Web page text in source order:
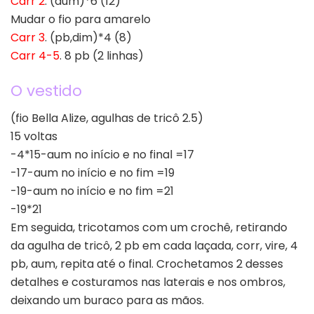
Mudar o fio para amarelo
Carr 3. (pb,dim)*4 (8)
Carr 4-5. 8 pb (2 linhas)
O vestido
(fio Bella Alize, agulhas de tricô 2.5)
15 voltas
-4*15-aum no início e no final =17
-17-aum no início e no fim =19
-19-aum no início e no fim =21
-19*21
Em seguida, tricotamos com um crochê, retirando
da agulha de tricô, 2 pb em cada laçada, corr, vire, 4
pb, aum, repita até o final. Crochetamos 2 desses
detalhes e costuramos nas laterais e nos ombros,
deixando um buraco para as mãos.